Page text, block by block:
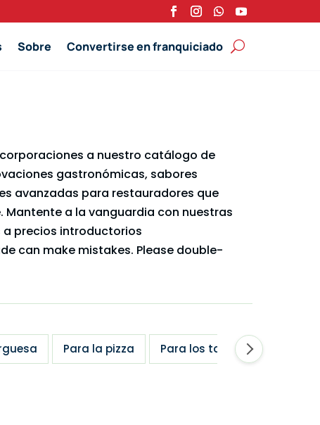
Sobre Convertirse en franquiciado
a nuestro catálogo de
gastronómicas, sabores
avanzadas para restauradores que
Mantente a la vanguardia con nuestras
precios introductorios
can make mistakes. Please double-
Para la pizza Para los tacos